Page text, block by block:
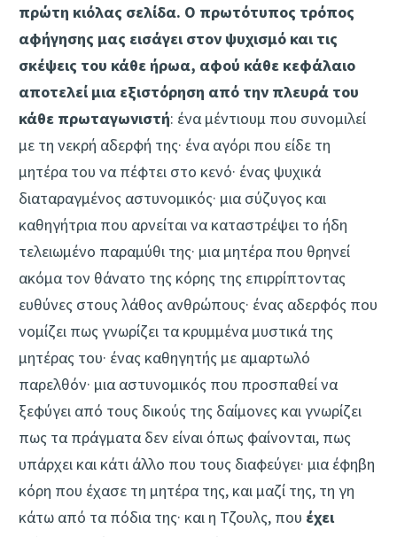
πρώτη κιόλας σελίδα. Ο πρωτότυπος τρόπος
αφήγησης μας εισάγει στον ψυχισμό και τις
σκέψεις του κάθε ήρωα, αφού κάθε κεφάλαιο
αποτελεί μια εξιστόρηση από την πλευρά του
κάθε πρωταγωνιστή: ένα μέντιουμ που συνομιλεί
με τη νεκρή αδερφή της· ένα αγόρι που είδε τη
μητέρα του να πέφτει στο κενό· ένας ψυχικά
διαταραγμένος αστυνομικός· μια σύζυγος και
καθηγήτρια που αρνείται να καταστρέψει το ήδη
τελειωμένο παραμύθι της· μια μητέρα που θρηνεί
ακόμα τον θάνατο της κόρης της επιρρίπτοντας
ευθύνες στους λάθος ανθρώπους· ένας αδερφός που
νομίζει πως γνωρίζει τα κρυμμένα μυστικά της
μητέρας του· ένας καθηγητής με αμαρτωλό
παρελθόν· μια αστυνομικός που προσπαθεί να
ξεφύγει από τους δικούς της δαίμονες και γνωρίζει
πως τα πράγματα δεν είναι όπως φαίνονται, πως
υπάρχει και κάτι άλλο που τους διαφεύγει· μια έφηβη
κόρη που έχασε τη μητέρα της, και μαζί της, τη γη
κάτω από τα πόδια της· και η Τζουλς, που έχει